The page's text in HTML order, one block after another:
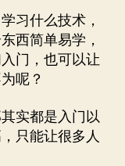
习什么技术，
西简单易学，
门，也可以让
呢？
实都是入门以
只能让很多人